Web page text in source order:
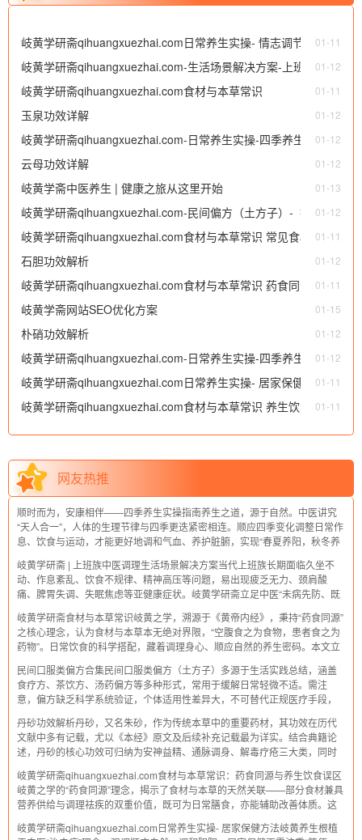
岐黄学研斋qihuangxuezhai.com日常养生实操- 情志调节妙招01-11
岐黄学研斋qihuangxuezhai.com-生活场景解决方案-上班族调理
01-12
岐黄学研斋qihuangxuezhai.com食材与本草常识 01-11
玉泉功效详解 01-12
岐黄学研斋qihuangxuezhai.com-日常养生实操-四季养生-中医
四季养生知识总结
01-12
云母功效详解 01-12
岐黄学斋中医养生 | 健康之旅从这里开始 01-13
岐黄学研斋qihuangxuezhai.com-民间偏方（土方子）- 推拿按
摩类（简易穴位按摩偏方、经络梳理土方等）
01-12
岐黄学研斋qihuangxuezhai.com食材与本草常识 常见食材养生
01-11
石胆功效解析 01-12
岐黄学研斋qihuangxuezhai.com食材与本草常识 药食同源食材
01-11
岐黄学斋网站SEO优化方案 01-15
朴硝功效解析 01-12
岐黄学研斋qihuangxuezhai.com-日常养生实操-四季养生-中医
四季养生之春夏秋冬
01-12
岐黄学研斋qihuangxuezhai.com日常养生实操- 居家保健方法01-11
岐黄学研斋qihuangxuezhai.com食材与本草常识 养生饮食误区
01-11
网友热推
顺时而为，安康相伴——四季养生实操指南养生之道，源于自然。中医讲究
“天人合一”，人体的生理节律与四季更迭紧密相连。顺应四季变化调整日常作
息、饮食与运动，才能更好地调和气血、养护脏腑，实现“春夏养阳，秋冬养
握顺应时节的养生方法。一、春
岐黄学研斋 | 上班族中医调理生活场景解决方案当代上班族长期面临久坐不
动、作息紊乱、饮食不规律、精神高压等问题，易出现疲乏无力、颈肩酸
痛、脾胃失调、失眠焦虑等亚健康症状。岐黄学研斋立足中医“未病先防、既
上班族在忙碌中轻松养护身心。一
岐黄学研斋食材与本草常识岐黄之学，溯源于《黄帝内经》，秉持“药食同源”
之核心理念，认为食材与本草本无绝对界限，“空腹食之为食物，患者食之为
药物”。日常饮食的科学搭配，藏着调理身心、顺应自然的养生密码。本文立
一、核心理念：药食同源与性味
民间口服类偏方合集民间口服类偏方（土方子）多源于生活实践总结，涵盖
食疗方、茶饮方、汤药偏方等多种形式，常用于缓解日常轻微不适。需注
意，偏方缺乏科学系统验证，个体适用性差异大，不可替代正规医疗手段，
方，仅供参考。一、食疗方食疗方以日常食材
丹砂功效解析丹砂，又名朱砂，作为传统本草中的重要药材，其功效在历代
文献中多有记载，尤以《本经》原文及后续补充记载最为详实。结合典籍论
述，丹砂的核心功效可归纳为安神益精、通脉调身、解毒疗疮三大类，同时
砂的核心功效首重“安神养精”，这与《
岐黄学研斋qihuangxuezhai.com食材与本草常识：药食同源与养生饮食误区
岐黄之学的“药食同源”理念，揭示了食材与本草的天然关联——部分食材兼具
营养供给与调理祛疾的双重价值，既可为日常膳食，亦能辅助改善体质。这
认知偏差陷入误区
岐黄学研斋qihuangxuezhai.com日常养生实操- 居家保健方法岐黄养生根植